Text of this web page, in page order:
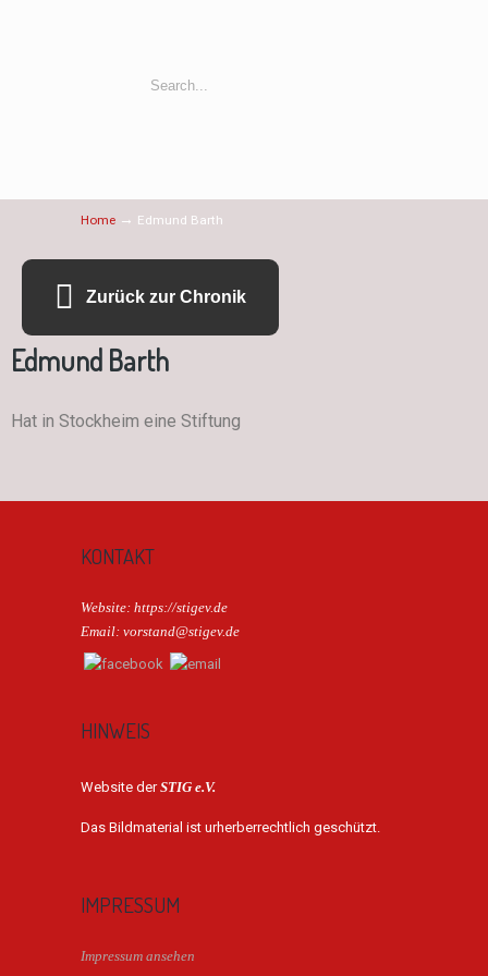
Home → Edmund Barth
Zurück zur Chronik
Edmund Barth
Hat in Stockheim eine Stiftung
KONTAKT
Website: https://stigev.de
Email: vorstand@stigev.de
HINWEIS
Website derSTIG e.V.
Das Bildmaterial ist urherberrechtlich geschützt.
IMPRESSUM
Impressum ansehen